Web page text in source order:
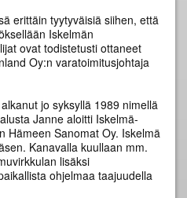
erittäin tyytyväisiä siihen, että
Iskelmän
ovat todistetusti ottaneet
Oy:n varatoimitusjohtaja
jo syksyllä 1989 nimellä
Janne aloitti Iskelmä-
Hämeen Sanomat Oy. Iskelmä
Kanavalla kuullaan mm.
lisäksi
ohjelmaa taajuudella